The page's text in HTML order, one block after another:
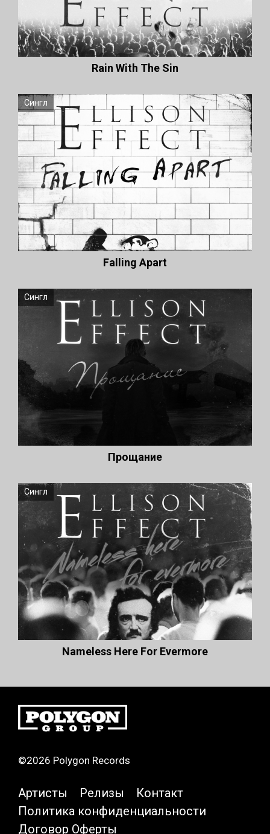
Rain With The Sin
Сингл
Falling Apart
Сингл
Прощание
Сингл
Nameless Here For Evermore
©2026 Polygon Records
Артисты Релизы
Контакт
Политика конфиденциальности
Договор Оферты